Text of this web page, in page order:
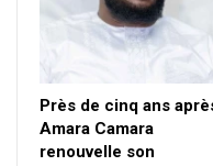
Près de cinq ans
Amara Camara
renouvelle son